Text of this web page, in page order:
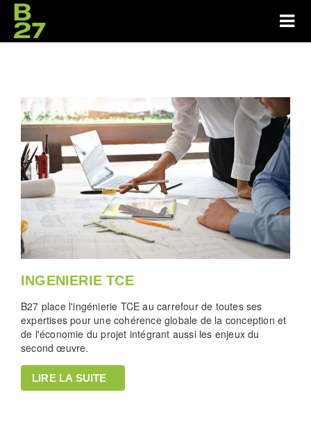
INGENIERIE TCE
B27 place l'ingénierie TCE au carrefour de toutes ses
expertises pour une cohérence globale de la conception et
de l'économie du projet intégrant aussi les enjeux du
second œuvre.
LIRE LA SUITE